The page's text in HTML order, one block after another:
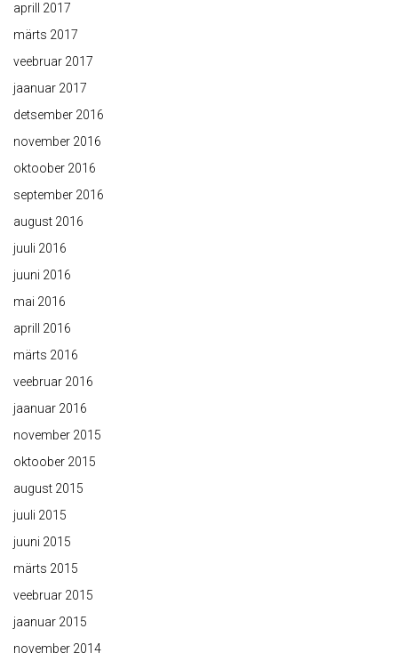
aprill 2017
märts 2017
veebruar 2017
jaanuar 2017
detsember 2016
november 2016
oktoober 2016
september 2016
august 2016
juuli 2016
juuni 2016
mai 2016
aprill 2016
märts 2016
veebruar 2016
jaanuar 2016
november 2015
oktoober 2015
august 2015
juuli 2015
juuni 2015
märts 2015
veebruar 2015
jaanuar 2015
november 2014